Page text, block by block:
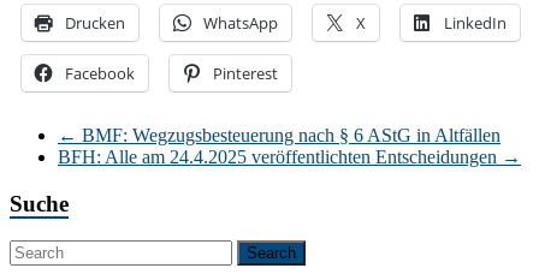
Drucken WhatsApp X LinkedIn
Facebook Pinterest
← BMF: Wegzugsbesteuerung nach § 6 AStG in Altfällen
BFH: Alle am 24.4.2025 veröffentlichten Entscheidungen →
Suche